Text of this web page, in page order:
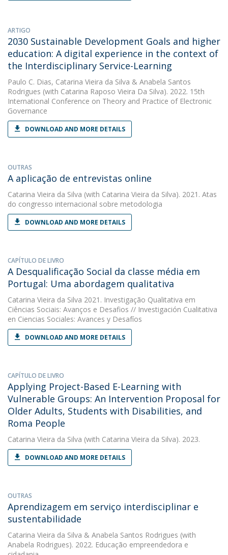
ARTIGO
2030 Sustainable Development Goals and higher
education: A digital experience in the context of
the Interdisciplinary Service-Learning
Paulo C. Dias, Catarina Vieira da Silva & Anabela Santos
Rodrigues (with Catarina Raposo Vieira Da Silva). 2022. 15th
International Conference on Theory and Practice of Electronic
Governance
DOWNLOAD AND MORE DETAILS
OUTRAS
A aplicação de entrevistas online
Catarina Vieira da Silva (with Catarina Vieira da Silva). 2021. Atas
do congresso internacional sobre metodologia
DOWNLOAD AND MORE DETAILS
CAPÍTULO DE LIVRO
A Desqualificação Social da classe média em
Portugal: Uma abordagem qualitativa
Catarina Vieira da Silva 2021. Investigação Qualitativa em
Ciências Sociais: Avanços e Desafios // Investigación Cualitativa
en Ciencias Sociales: Avances y Desafíos
DOWNLOAD AND MORE DETAILS
CAPÍTULO DE LIVRO
Applying Project-Based E-Learning with
Vulnerable Groups: An Intervention Proposal for
Older Adults, Students with Disabilities, and
Roma People
Catarina Vieira da Silva (with Catarina Vieira da Silva). 2023.
DOWNLOAD AND MORE DETAILS
OUTRAS
Aprendizagem em serviço interdisciplinar e
sustentabilidade
Catarina Vieira da Silva & Anabela Santos Rodrigues (with
Anabela Rodrigues). 2022. Educação empreendedora e